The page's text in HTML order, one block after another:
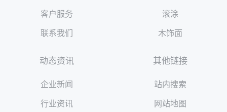
客户服务
联系我们
滚涂
木饰面
动态资讯
企业新闻
行业资讯
其他链接
站内搜索
网站地图